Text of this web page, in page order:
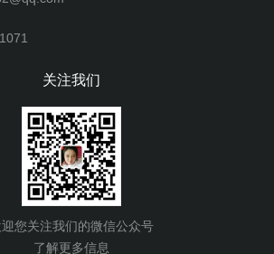
关注我们
您关注我们的微信公众号
了解更多信息